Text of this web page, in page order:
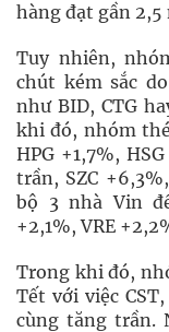
hàng đạt gần
Tuy nhiên,
chút kém sắc
như BID, CTG
khi đó, nhóm
HPG +1,7%,
trần, SZC
bộ 3 nhà Vin
+2,1%, VRE
Trong khi đó,
Tết với việc
cùng tăng trần.